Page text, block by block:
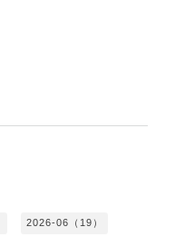
2026-06（19）